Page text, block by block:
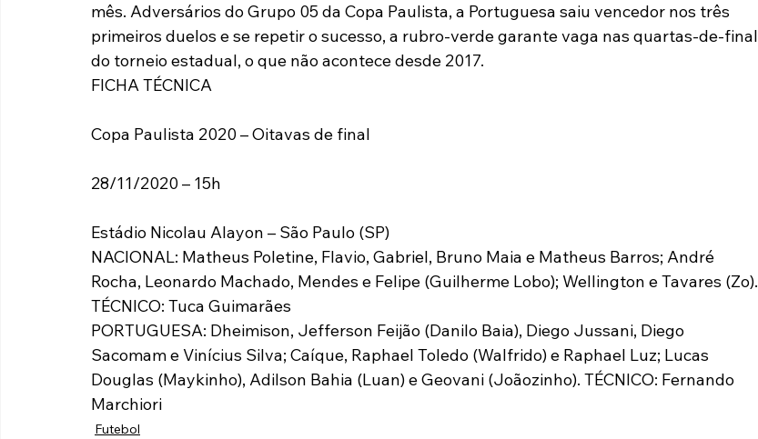
mês. Adversários do Grupo 05 da Copa Paulista, a Portuguesa saiu vencedor nos três
primeiros duelos e se repetir o sucesso, a rubro-verde garante vaga nas quartas-de-final
do torneio estadual, o que não acontece desde 2017.
FICHA TÉCNICA
Copa Paulista 2020 – Oitavas de final
28/11/2020 – 15h
Estádio Nicolau Alayon – São Paulo (SP)
NACIONAL: Matheus Poletine, Flavio, Gabriel, Bruno Maia e Matheus Barros; André
Rocha, Leonardo Machado, Mendes e Felipe (Guilherme Lobo); Wellington e Tavares (Zo).
TÉCNICO: Tuca Guimarães
PORTUGUESA: Dheimison, Jefferson Feijão (Danilo Baia), Diego Jussani, Diego
Sacomam e Vinícius Silva; Caíque, Raphael Toledo (Walfrido) e Raphael Luz; Lucas
Douglas (Maykinho), Adilson Bahia (Luan) e Geovani (Joãozinho). TÉCNICO: Fernando
Marchiori
Futebol